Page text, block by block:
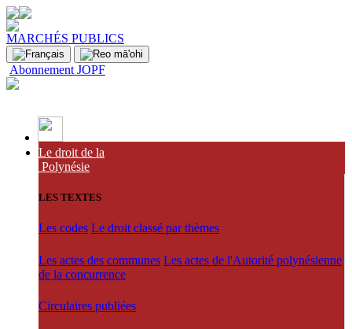
MARCHÉS PUBLICS
Abonnement JOPF
Le droit de la
Polynésie
LES TEXTES
Les codes Le droit classé par thèmes
Les actes des communes Les actes de l'Autorité polynésienne
de la concurrence
Circulaires publiées